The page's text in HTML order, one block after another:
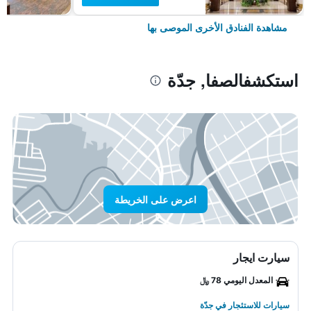
مشاهدة الفنادق الأخرى الموصى بها
استكشفالصفا, جدّة
اعرض على الخريطة
سيارت ايجار
المعدل اليومي 78 ﷼
سيارات للاستئجار في جدّة